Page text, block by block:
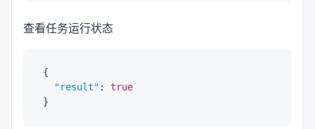
查看任务运行状态
{
"result" :
true
}